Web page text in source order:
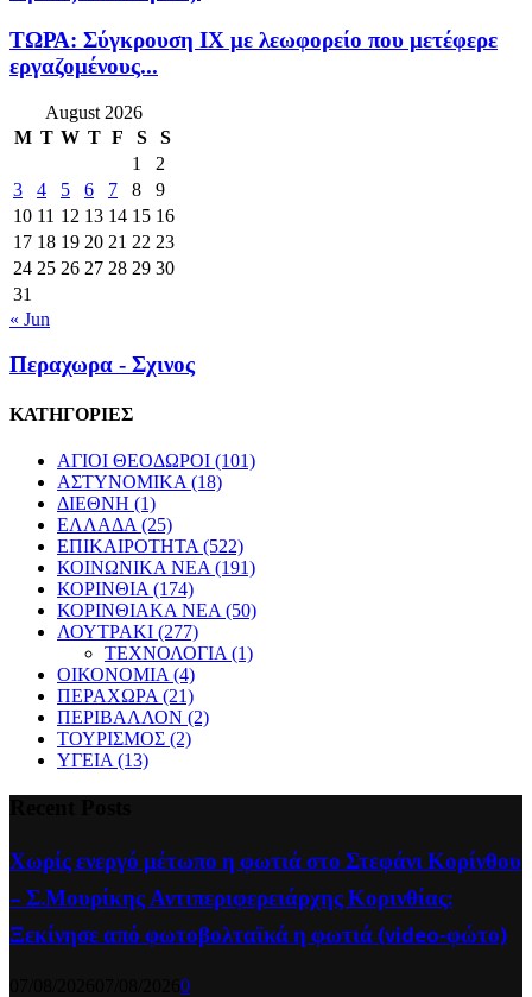
ΤΩΡΑ: Σύγκρουση ΙΧ με λεωφορείο που μετέφερε
εργαζομένους...
August 2026
M T W T F S
S
1
2
3
4 5 6 7 8
9
10 11 12 13 14 15 16
17 18 19 20 21 22 23
24 25 26 27 28 29 30
31
« Jun
Περαχωρα - Σχινος
ΚΑΤΗΓΟΡΙΕΣ
ΑΓΙΟΙ ΘΕΟΔΩΡΟΙ (101)
ΑΣΤΥΝΟΜΙΚΑ (18)
ΔΙΕΘΝΗ (1)
ΕΛΛΑΔΑ (25)
ΕΠΙΚΑΙΡΟΤΗΤΑ (522)
ΚΟΙΝΩΝΙΚΑ ΝΕΑ (191)
ΚΟΡΙΝΘΙΑ (174)
ΚΟΡΙΝΘΙΑΚΑ ΝΕΑ (50)
ΛΟΥΤΡΑΚΙ (277)
ΤΕΧΝΟΛΟΓΙΑ (1)
ΟΙΚΟΝΟΜΙΑ (4)
ΠΕΡΑΧΩΡΑ (21)
ΠΕΡΙΒΑΛΛΟΝ (2)
ΤΟΥΡΙΣΜΟΣ (2)
ΥΓΕΙΑ (13)
Χωρίς ενεργό μέτωπο η φωτιά στο Στεφάνι Κορίνθου
– Σ.Μουρίκης Αντιπεριφερειάρχης Κορινθίας:
Ξεκίνησε από φωτοβολταϊκά η φωτιά (video-φώτο)
0